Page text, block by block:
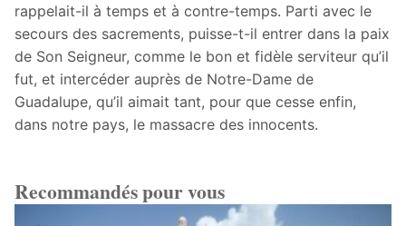
rappelait-il à temps et à contre-temps. Parti avec le
secours des sacrements, puisse-t-il entrer dans la paix
de Son Seigneur, comme le bon et fidèle serviteur qu’il
fut, et intercéder auprès de Notre-Dame de
Guadalupe, qu’il aimait tant, pour que cesse enfin,
dans notre pays, le massacre des innocents.
Recommandés pour vous